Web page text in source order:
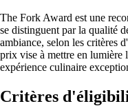
The Fork Award est une
se distinguent par la qualité
ambiance, selon les critères
prix vise à mettre en lumière
expérience culinaire
Critères